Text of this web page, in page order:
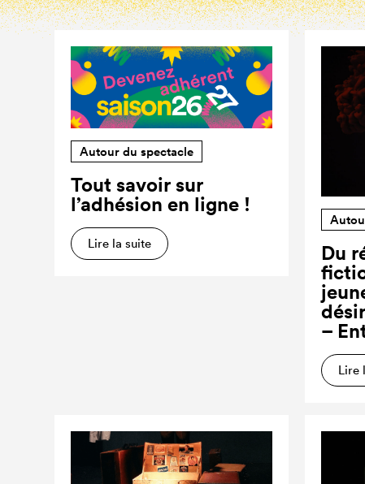
Autour du spectacle
Tout savoir sur
l’adhésion en ligne !
Lire la suite
Du
–
Lire